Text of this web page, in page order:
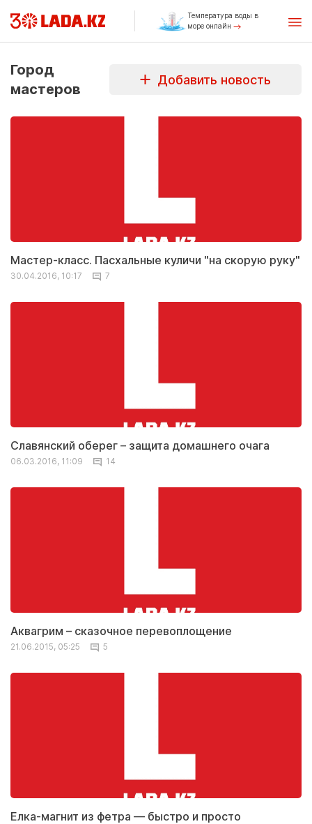
Температура воды в
море онлайн
Город
мастеров
Добавить новость
Мастер-класс. Пасхальные куличи "на скорую руку"
30.04.2016, 10:17 7
Славянский оберег – защита домашнего очага
06.03.2016, 11:09 14
Аквагрим – сказочное перевоплощение
21.06.2015, 05:25 5
Елка-магнит из фетра — быстро и просто